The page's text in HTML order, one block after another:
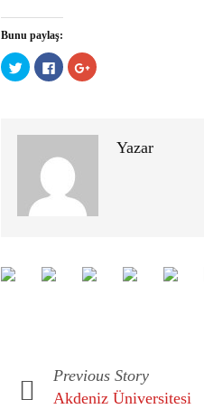
Bunu paylaş:
Twitter
üzerinde
paylaşmak
açılır)
Facebook'ta
paylaşmak
Google+
üzerinde
açılır)Yazar
Previous Story
Akdeniz Üniversitesi